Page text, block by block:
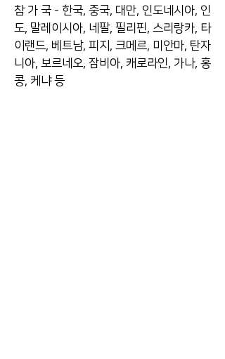
참 가 국 - 한국, 중국, 대만, 인도네시아, 인
도, 말레이시아, 네팔, 필리핀, 스리랑카, 타
이랜드, 베트남, 피지, 크메르, 미안마, 탄자
니아, 보르네오, 잠비아, 캐로라인, 가나, 홍
콩, 케냐 등